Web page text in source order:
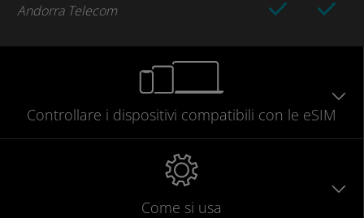
Andorra Telecom
Controllare i dispositivi compatibili con le eSIM
Come si usa